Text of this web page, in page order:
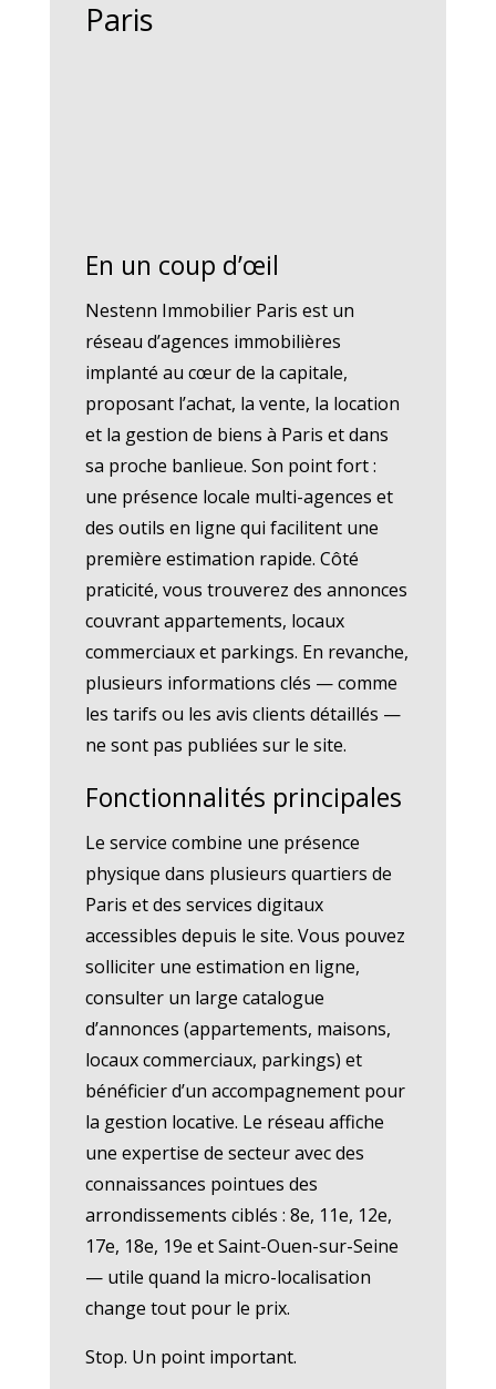
Paris
En un coup d’œil
Nestenn Immobilier Paris est un
réseau d’agences immobilières
implanté au cœur de la capitale,
proposant l’achat, la vente, la location
et la gestion de biens à Paris et dans
sa proche banlieue. Son point fort :
une présence locale multi-agences et
des outils en ligne qui facilitent une
première estimation rapide. Côté
praticité, vous trouverez des annonces
couvrant appartements, locaux
commerciaux et parkings. En revanche,
plusieurs informations clés — comme
les tarifs ou les avis clients détaillés —
ne sont pas publiées sur le site.
Fonctionnalités principales
Le service combine une présence
physique dans plusieurs quartiers de
Paris et des services digitaux
accessibles depuis le site. Vous pouvez
solliciter une estimation en ligne,
consulter un large catalogue
d’annonces (appartements, maisons,
locaux commerciaux, parkings) et
bénéficier d’un accompagnement pour
la gestion locative. Le réseau affiche
une expertise de secteur avec des
connaissances pointues des
arrondissements ciblés : 8e, 11e, 12e,
17e, 18e, 19e et Saint-Ouen-sur-Seine
— utile quand la micro-localisation
change tout pour le prix.
Stop. Un point important.